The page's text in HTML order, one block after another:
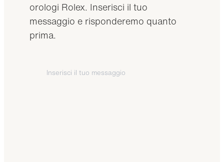
orologi Rolex. Inserisci il tuo
messaggio e risponderemo quanto
prima.